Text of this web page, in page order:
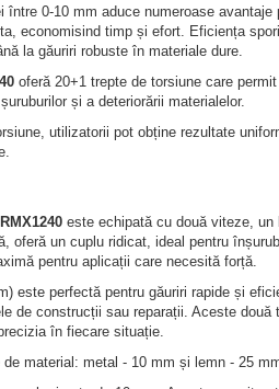
între 0-10 mm aduce numeroase
economisind timp și efort. Eficiența
la găuriri robuste în materiale dure.
oferă 20+1 trepte de torsiune care
și a deteriorării materialelor.
utilizatorii pot obține rezultate
este echipată cu două viteze, un
oferă un cuplu ridicat, ideal pentru
pentru aplicații care necesită forță.
este perfectă pentru găuriri rapide și
de construcții sau reparații. Aceste
în fiecare situație.
material: metal - 10 mm și lemn - 25